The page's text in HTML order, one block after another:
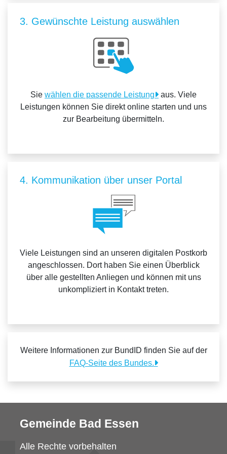
3. Gewünschte Leistung auswählen
Sie wählen die passende Leistung
aus. Viele
Leistungen können Sie direkt online starten und uns
zur Bearbeitung übermitteln.
4. Kommunikation über unser Portal
Viele Leistungen sind an unseren digitalen Postkorb
angeschlossen. Dort haben Sie einen Überblick
über alle gestellten Anliegen und können mit uns
unkompliziert in Kontakt treten.
Weitere Informationen zur BundID finden Sie auf der
FAQ-Seite des Bundes.
Gemeinde Bad Essen
Alle Rechte vorbehalten